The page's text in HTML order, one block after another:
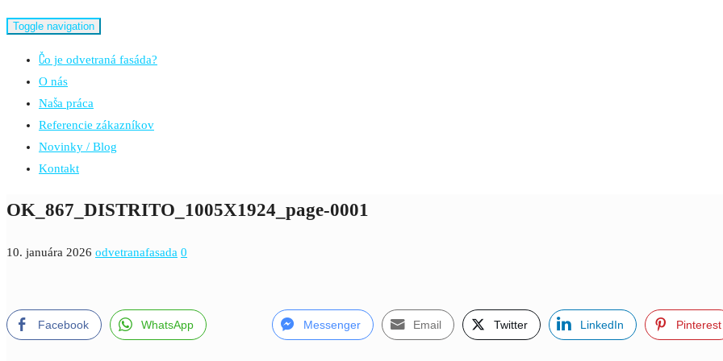
Toggle navigation
Čo je odvetraná fasáda?
O nás
Naša práca
Referencie zákazníkov
Novinky / Blog
Kontakt
OK_867_DISTRITO_1005X1924_page-0001
10. januára 2026 odvetranafasada 0
Facebook WhatsApp Messenger Email Twitter LinkedIn Pinterest